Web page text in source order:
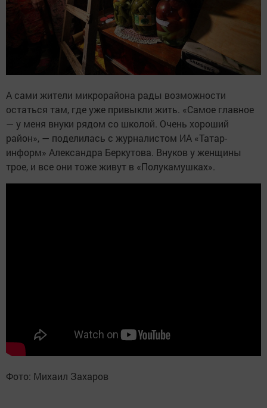
А сами жители микрорайона рады возможности
остаться там, где уже привыкли жить. «Самое главное
— у меня внуки рядом со школой. Очень хороший
район», — поделилась с журналистом ИА «Татар-
информ» Александра Беркутова. Внуков у женщины
трое, и все они тоже живут в «Полукамушках».
Фото: Михаил Захаров